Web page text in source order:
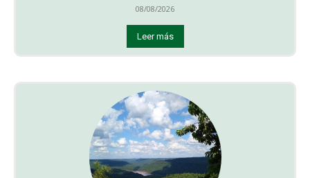
08/08/2026
Leer más